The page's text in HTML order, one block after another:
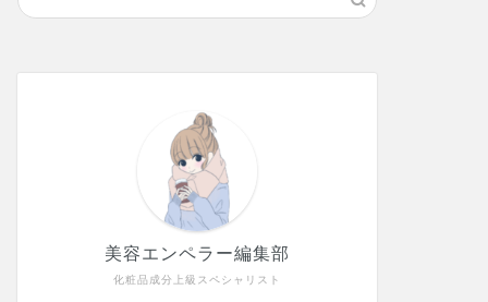
化粧品成分上級スペシャリスト
美容エンペラー編集部